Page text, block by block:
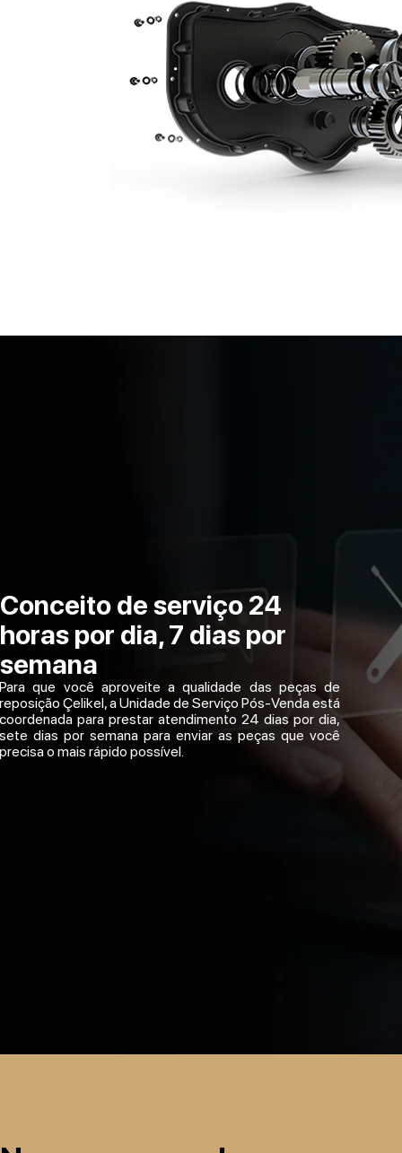
Conceito de serviço 24
horas por dia, 7 dias por
semana
Para que você aproveite a qualidade das peças de
reposição Çelikel, a Unidade de Serviço Pós-Venda está
coordenada para prestar atendimento 24 dias por dia,
sete dias por semana para enviar as peças que você
precisa o mais rápido possível.